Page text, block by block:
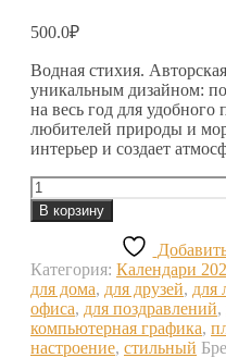
500.0₽
Водная стихия.
уникальным дизайном:
на весь год для
любителей природы и
интерьер и создает
Количество
товара
Водная
Календарь
2026
В корзину
Категория: Календари
для дома, для друзей, для
офиса, для поздравлений,
компьютерная графика,
настроение, стильный